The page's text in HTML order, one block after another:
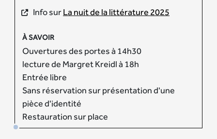
Info surLa nuit de la littérature 2025
À SAVOIR
Ouvertures des portes à 14h30
lecture de Margret Kreidl à 18h
Entrée libre
Sans réservation sur présentation d'une
pièce d'identité
Restauration sur place